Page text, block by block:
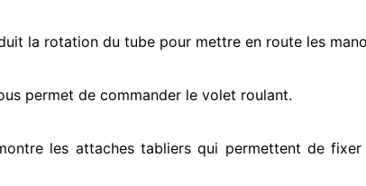
la rotation du tube pour mettre en route les
permet de commander le volet roulant.
les attaches tabliers qui permettent de